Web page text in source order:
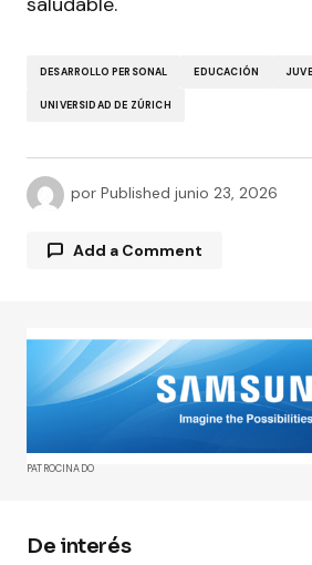
DESARROLLO PERSONAL EDUCACIÓN
UNIVERSIDAD DE ZÚRICH
por Published junio 23, 2026
Add a Comment
Tu dirección de correo
publicada.Los campos
marcados con*
Comment*
PATROCINADO
De interés